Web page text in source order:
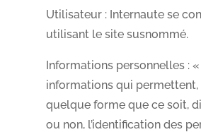
Utilisateur : Internaute se
utilisant le site susnommé.
Informations personnelles :
informations qui permettent,
quelque forme que ce soit,
ou non, l’identification des